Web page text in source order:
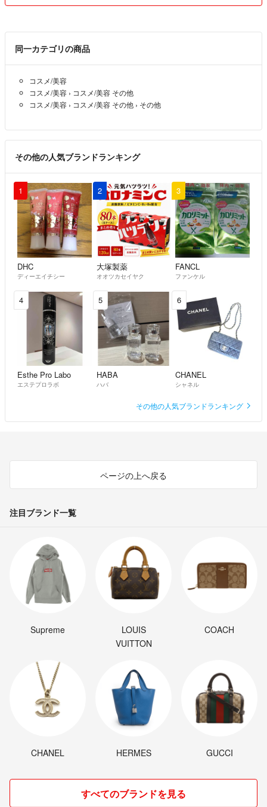
同一カテゴリの商品
コスメ/美容
コスメ/美容 › コスメ/美容 その他
コスメ/美容 › コスメ/美容 その他 › その他
その他の人気ブランドランキング
1
DHC
ディーエイチシー
2
大塚製薬
オオツカセイヤク
3
FANCL
ファンケル
4
Esthe Pro Labo
エステプロラボ
5
HABA
ハバ
6
CHANEL
シャネル
その他の人気ブランドランキング
ページの上へ戻る
注目ブランド一覧
Supreme
LOUIS
VUITTON
COACH
CHANEL HERMES GUCCI
すべてのブランドを見る